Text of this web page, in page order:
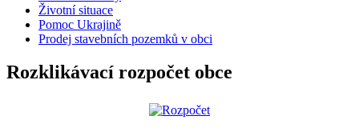
Životní situace
Pomoc Ukrajině
Prodej stavebních pozemků v obci
Rozklikávací rozpočet obce